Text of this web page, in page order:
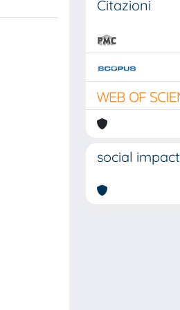
Citazioni
social impact